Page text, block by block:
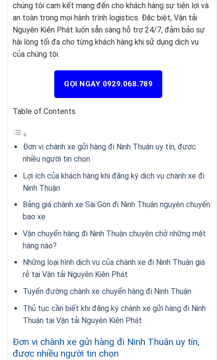
chúng tôi cam kết mang đến cho khách hàng sự tiện lợi và
an toàn trong mọi hành trình logistics. Đặc biệt, Vận tải
Nguyên Kiên Phát luôn sẵn sàng hỗ trợ 24/7, đảm bảo sự
hài lòng tối đa cho từng khách hàng khi sử dụng dịch vụ
của chúng tôi.
GỌI NGAY 0929.068.789
Table of Contents
Đơn vị chành xe gửi hàng đi Ninh Thuận uy tín, được
nhiều người tin chọn
Lợi ích của khách hàng khi đăng ký dịch vụ chành xe đi
Ninh Thuận
Bảng giá chành xe Sài Gòn đi Ninh Thuận nguyên chuyến
bao xe
Vận chuyển hàng đi Ninh Thuận chuyên chở những mặt
hàng nào?
Những loại hình dịch vụ của chành xe đi Ninh Thuận giá
rẻ tại Vận tải Nguyên Kiên Phát
Tuyến đường chành xe chuyển hàng đi Ninh Thuận
Thủ tục cần biết khi đăng ký chành xe gửi hàng đi Ninh
Thuận tại Vận tải Nguyên Kiên Phát
Đơn vị chành xe gửi hàng đi Ninh Thuận uy tín,
được nhiều người tin chọn